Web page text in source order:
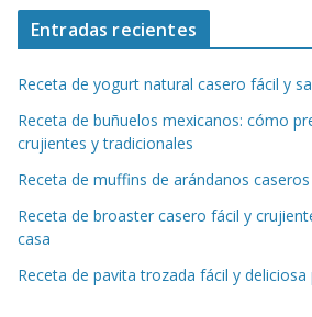
Entradas recientes
Receta de yogurt natural casero fácil y
Receta de buñuelos mexicanos: cómo
crujientes y tradicionales
Receta de muffins de arándanos
Receta de broaster casero fácil y
casa
Receta de pavita trozada fácil y